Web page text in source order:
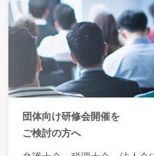
団体向け研修会開催を
ご検討の方へ